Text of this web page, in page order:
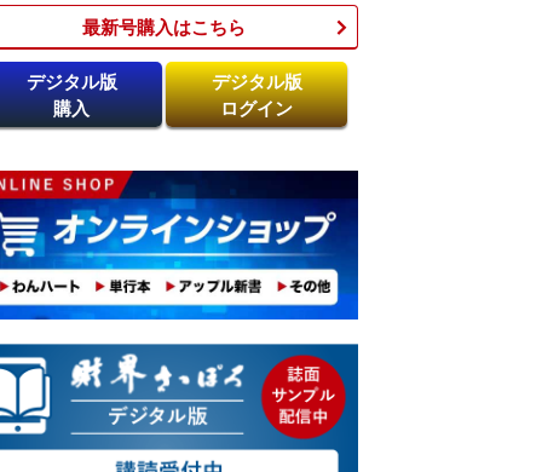
最新号購入はこちら​
デジタル版
購入
デジタル版
ログイン